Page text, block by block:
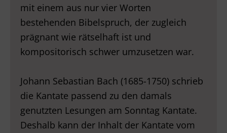
mit einem aus nur vier Worten
bestehenden Bibelspruch, der zugleich
prägnant wie rätselhaft ist und
kompositorisch schwer umzusetzen war.
Johann Sebastian Bach (1685-1750) schrieb
die Kantate passend zu den damals
genutzten Lesungen am Sonntag Kantate.
Deshalb kann der Inhalt der Kantate vom